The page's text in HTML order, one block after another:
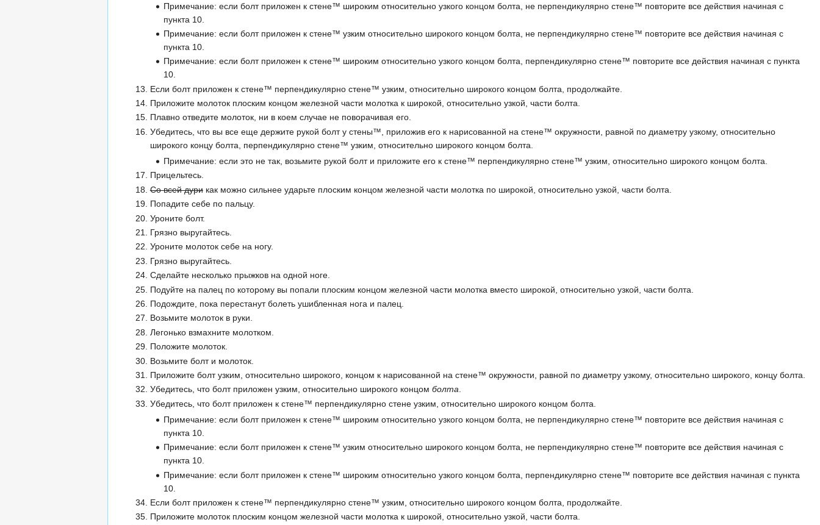
Примечание: если болт приложен к стене™ широким относительно узкого концом болта, не перпендикулярно стене™ повторите все действия начиная с
пункта 10.
Примечание: если болт приложен к стене™ узким относительно широкого концом болта, не перпендикулярно стене™ повторите все действия начиная с
пункта 10.
Примечание: если болт приложен к стене™ широким относительно узкого концом болта, перпендикулярно стене™ повторите все действия начиная с пункта
10.
Если болт приложен к стене™ перпендикулярно стене™ узким, относительно широкого концом болта, продолжайте.
Приложите молоток плоским концом железной части молотка к широкой, относительно узкой, части болта.
Плавно отведите молоток, ни в коем случае не поворачивая его.
Убедитесь, что вы все еще держите рукой болт у стены™, приложив его к нарисованной на стене™ окружности, равной по диаметру узкому, относительно
широкого концу болта, перпендикулярно стене™ узким, относительно широкого концом болта.
Примечание: если это не так, возьмите рукой болт и приложите его к стене™ перпендикулярно стене™ узким, относительно широкого концом болта.
Прицельтесь.
Со всей дурикак можно сильнее ударьте плоским концом железной части молотка по широкой, относительно узкой, части болта.
Попадите себе по пальцу.
Уроните болт.
Грязно выругайтесь.
Уроните молоток себе на ногу.
Грязно выругайтесь.
Сделайте несколько прыжков на одной ноге.
Подуйте на палец по которому вы попали плоским концом железной части молотка вместо широкой, относительно узкой, части болта.
Подождите, пока перестанут болеть ушибленная нога и палец.
Возьмите молоток в руки.
Легонько взмахните молотком.
Положите молоток.
Возьмите болт и молоток.
Приложите болт узким, относительно широкого, концом к нарисованной на стене™ окружности, равной по диаметру узкому, относительно широкого, концу болта.
Убедитесь, что болт приложен узким, относительно широкого концом болта.
Убедитесь, что болт приложен к стене™ перпендикулярно стене узким, относительно широкого концом болта.
Примечание: если болт приложен к стене™ широким относительно узкого концом болта, не перпендикулярно стене™ повторите все действия начиная с
пункта 10.
Примечание: если болт приложен к стене™ узким относительно широкого концом болта, не перпендикулярно стене™ повторите все действия начиная с
пункта 10.
Примечание: если болт приложен к стене™ широким относительно узкого концом болта, перпендикулярно стене™ повторите все действия начиная с пункта
10.
Если болт приложен к стене™ перпендикулярно стене™ узким, относительно широкого концом болта, продолжайте.
Приложите молоток плоским концом железной части молотка к широкой, относительно узкой, части болта.